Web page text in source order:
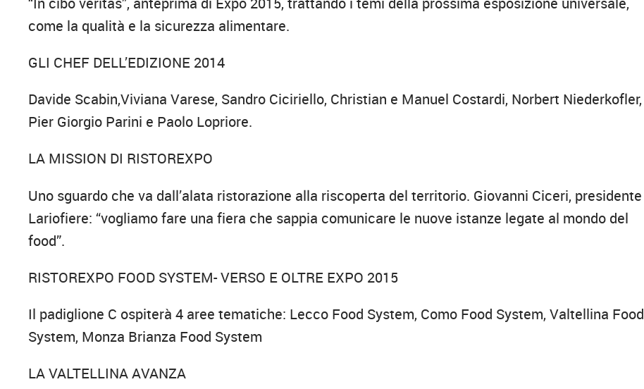
come la qualità e la sicurezza alimentare.
GLI CHEF DELL’EDIZIONE 2014
Davide Scabin,Viviana Varese, Sandro Ciciriello, Christian e Manuel Costardi, Norbert Niederkofler,
Pier Giorgio Parini e Paolo Lopriore.
LA MISSION DI RISTOREXPO
Uno sguardo che va dall’alata ristorazione alla riscoperta del territorio. Giovanni Ciceri, presidente
Lariofiere: “vogliamo fare una fiera che sappia comunicare le nuove istanze legate al mondo del
food”.
RISTOREXPO FOOD SYSTEM- VERSO E OLTRE EXPO 2015
Il padiglione C ospiterà 4 aree tematiche: Lecco Food System, Como Food System, Valtellina Food
System, Monza Brianza Food System
LA VALTELLINA AVANZA